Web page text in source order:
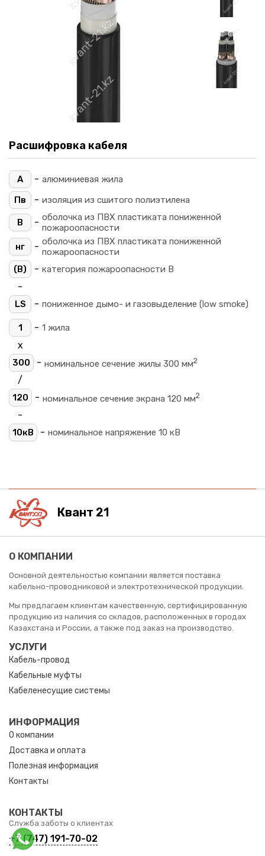
Расшифровка кабеля
А - алюминиевая жила
Пв
- изоляция из сшитого полиэтилена
В - оболочка из ПВХ пластиката пониженной
пожароопасности
нг
- оболочка из ПВХ пластиката пониженной
пожароопасности
(B)
- категория пожароопасности B
-
LS - пониженное дымо- и газовыделение (low smoke)
1 - 1 жила
х
300 - номинальное сечение жилы 300 мм2
/
120 - номинальное сечение экрана 120 мм2
-
10кВ - номинальное напряжение 10 кВ
Квант 21
О КОМПАНИИ
Основной деятельностью компании является поставка
кабельно-проводниковой и электротехнической продукции.
Мы предлагаем клиентам качественную, сертифицированную
продукцию из наличия со складов, расположенных в городах
Казахстана и России, а также под заказ на производство.
УСЛУГИ
Кабель-провод
Кабельные муфты
Кабеленесущие системы
ИНФОРМАЦИЯ
О компании
Доставка и оплата
Полезная информация
Контакты
КОНТАКТЫ
Служба заботы о клиентах
+7 (747) 191-70-02